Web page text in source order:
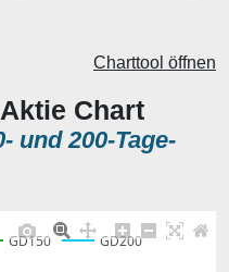
Chart
und 200-Tage-
Charttool öffnen
GD150 GD200